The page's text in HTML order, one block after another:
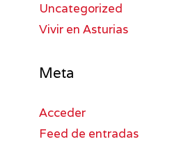
Uncategorized
Vivir en Asturias
Meta
Acceder
Feed de entradas